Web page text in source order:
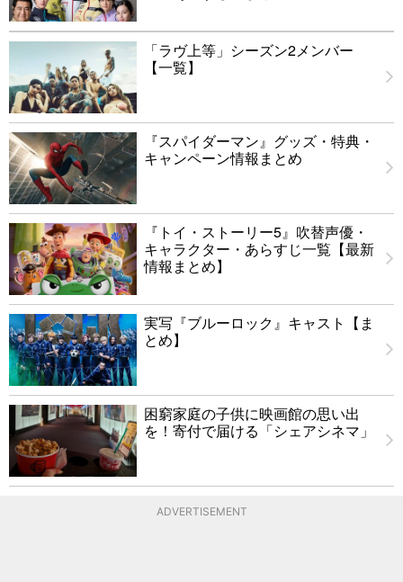
「ラヴ上等」シーズン2メンバー
【一覧】
『スパイダーマン』グッズ・特典・
キャンペーン情報まとめ
『トイ・ストーリー5』吹替声優・
キャラクター・あらすじ一覧【最新
情報まとめ】
実写『ブルーロック』キャスト【ま
とめ】
困窮家庭の子供に映画館の思い出
を！寄付で届ける「シェアシネマ」
ADVERTISEMENT